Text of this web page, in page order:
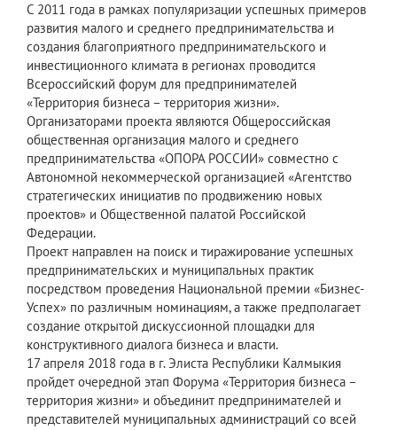
С 2011 года в рамках популяризации успешных примеров
развития малого и среднего предпринимательства и
создания благоприятного предпринимательского и
инвестиционного климата в регионах проводится
Всероссийский форум для предпринимателей
«Территория бизнеса – территория жизни».
Организаторами проекта являются Общероссийская
общественная организация малого и среднего
предпринимательства «ОПОРА РОССИИ» совместно с
Автономной некоммерческой организацией «Агентство
стратегических инициатив по продвижению новых
проектов» и Общественной палатой Российской
Федерации.
Проект направлен на поиск и тиражирование успешных
предпринимательских и муниципальных практик
посредством проведения Национальной премии «Бизнес-
Успех» по различным номинациям, а также предполагает
создание открытой дискуссионной площадки для
конструктивного диалога бизнеса и власти.
17 апреля 2018 года в г. Элиста Республики Калмыкия
пройдет очередной этап Форума «Территория бизнеса –
территория жизни» и объединит предпринимателей и
представителей муниципальных администраций со всей